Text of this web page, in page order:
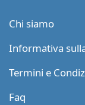
Chi siamo
Informativa
Termini e
Faq